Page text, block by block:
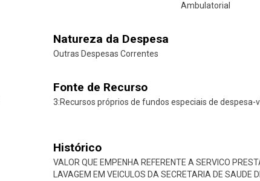
Ambulatorial
Natureza da Despesa
Outras Despesas Correntes
Fonte de Recurso
3:Recursos próprios de fundos especiais de despesa-
Histórico
VALOR QUE EMPENHA REFERENTE A SERVICO
LAVAGEM EM VEICULOS DA SECRETARIA DE SAUDE